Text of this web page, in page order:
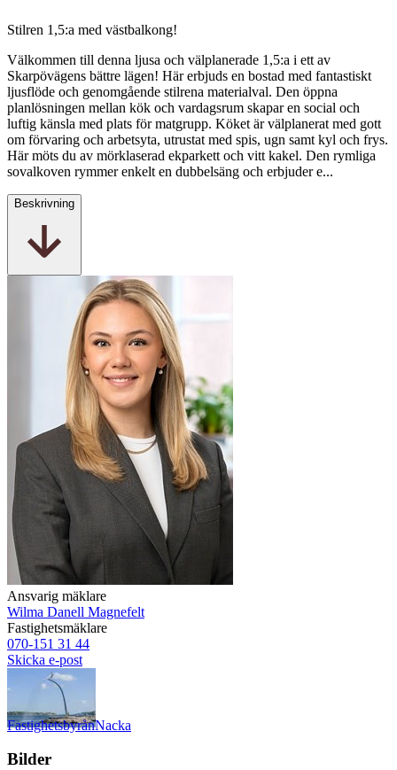
Stilren 1,5:a med västbalkong!
Välkommen till denna ljusa och välplanerade 1,5:a i ett av
Skarpövägens bättre lägen! Här erbjuds en bostad med fantastiskt
ljusflöde och genomgående stilrena materialval. Den öppna
planlösningen mellan kök och vardagsrum skapar en social och
luftig känsla med plats för matgrupp. Köket är välplanerat med gott
om förvaring och arbetsyta, utrustat med spis, ugn samt kyl och frys.
Här möts du av mörklaserad ekparkett och vitt kakel. Den rymliga
sovalkoven rymmer enkelt en dubbelsäng och erbjuder e...
Beskrivning
Ansvarig mäklare
Wilma Danell Magnefelt
Fastighetsmäklare
070-151 31 44
Skicka e-post
FastighetsbyrånNacka
Bilder